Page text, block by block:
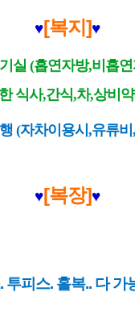
♥[복지]♥
실 (흡연자방,비흡
식사,간식,차,상비약
(자차이용시,유류
♥[복장]♥
투피스. 홀복.. 다 가